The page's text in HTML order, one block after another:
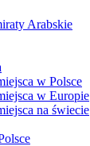
Arabskie
w Polsce
w Europie
na świecie